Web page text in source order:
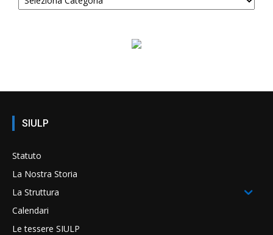
SIULP
Statuto
La Nostra Storia
La Struttura
Calendari
Le tessere SIULP